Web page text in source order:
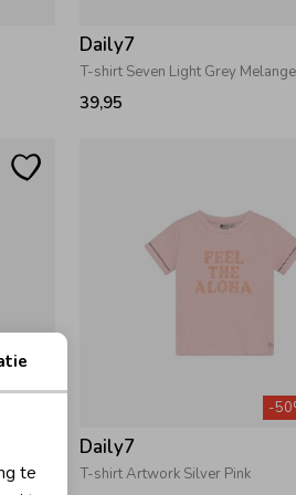
Daily7
T-shirt Seven Light Grey Melange
39,95
-
Daily7
T-shirt Artwork Silver Pink
te